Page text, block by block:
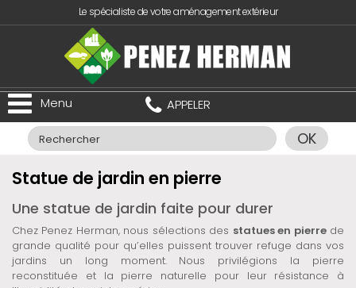
Le spécialiste de votre aménagement extérieur
APPELER
OK
Menu
Statue de jardin en pierre
Une statue de jardin faite pour durer
Chez Penez Herman, nous sélections des statues en pierrede
grande qualité pour qu’elles puissent trouver refuge dans vos
jardins un long moment. Nous privilégions la pierre
reconstituée et la pierre naturelle pour leur résistance à